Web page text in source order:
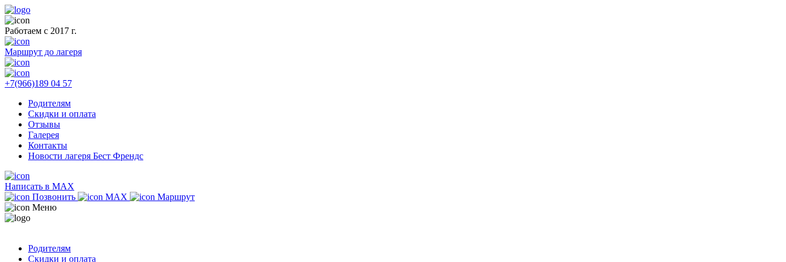
Работаем с 2017 г.
Маршрут до лагеря
+7(966)189 04 57
Родителям
Скидки и оплата
Отзывы
Галерея
Контакты
Новости лагеря Бест Френдс
Написать в MAX
Позвонить
MAX
Маршрут
Меню
Родителям
Скидки и оплата